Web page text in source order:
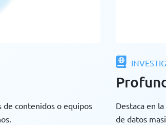
de contenidos o equipos
Destaca en
de datos